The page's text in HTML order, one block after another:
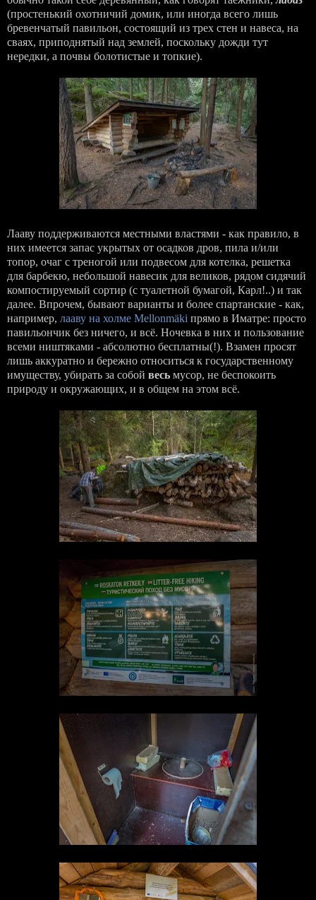
(простенький охотничий домик, или иногда всего лишь
бревенчатый павильон, состоящий из трех стен и навеса, на
сваях, приподнятый над землей, поскольку дожди тут
нередки, а почвы болотистые и топкие).
Лааву поддерживаются местными властями - как правило, в
них имеется запас укрытых от осадков дров, пила и/или
топор, очаг с треногой или подвесом для котелка, решетка
для барбекю, небольшой навесик для великов, рядом сидячий
компостируемый сортир (с туалетной бумагой, Карл!..) и так
далее. Впрочем, бывают варианты и более спартанские - как,
например, лааву на холме Mellonmäki прямо в Иматре: просто
павильончик без ничего, и всё. Ночевка в них и пользование
всеми ништяками - абсолютно бесплатны(!). Взамен просят
лишь аккуратно и бережно относиться к государственному
имуществу, убирать за собой весь мусор, не беспокоить
природу и окружающих, и в общем на этом всё.